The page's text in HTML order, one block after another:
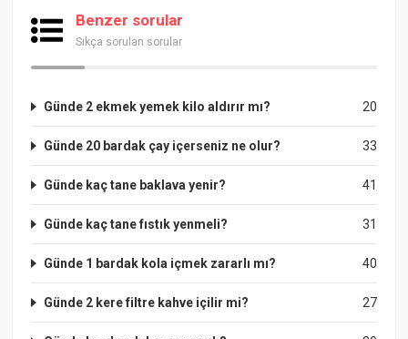
Benzer sorular
Sıkça sorulan sorular
20
Günde 2 ekmek yemek kilo aldırır mı?
33
Günde 20 bardak çay içerseniz ne olur?
41
Günde kaç tane baklava yenir?
31
Günde kaç tane fıstık yenmeli?
40
Günde 1 bardak kola içmek zararlı mı?
27
Günde 2 kere filtre kahve içilir mi?